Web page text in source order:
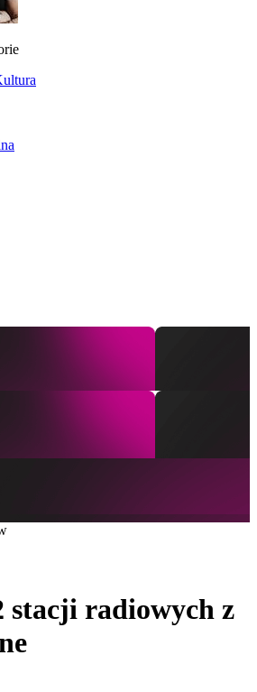
stacji radiowych z